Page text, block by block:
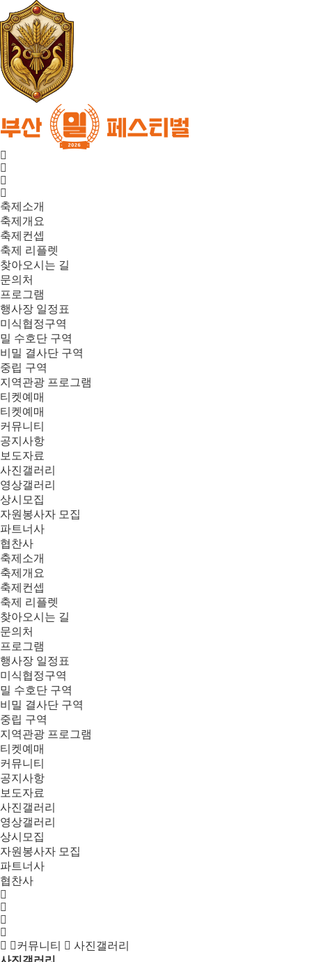
축제소개
축제개요
축제컨셉
축제 리플렛
찾아오시는 길
문의처
프로그램
행사장 일정표
미식협정구역
밀 수호단 구역
비밀 결사단 구역
중립 구역
지역관광 프로그램
티켓예매
티켓예매
커뮤니티
공지사항
보도자료
사진갤러리
영상갤러리
상시모집
자원봉사자 모집
파트너사
협찬사
축제소개
축제개요
축제컨셉
축제 리플렛
찾아오시는 길
문의처
프로그램
행사장 일정표
미식협정구역
밀 수호단 구역
비밀 결사단 구역
중립 구역
지역관광 프로그램
티켓예매
커뮤니티
공지사항
보도자료
사진갤러리
영상갤러리
상시모집
자원봉사자 모집
파트너사
협찬사
커뮤니티
사진갤러리